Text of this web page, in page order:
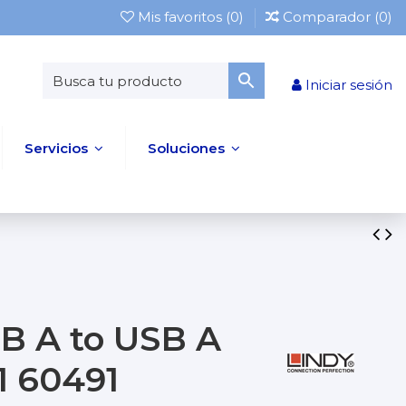
Mis favoritos (0) Comparador (0)
Iniciar sesión
Servicios Soluciones
A to USB A
60491